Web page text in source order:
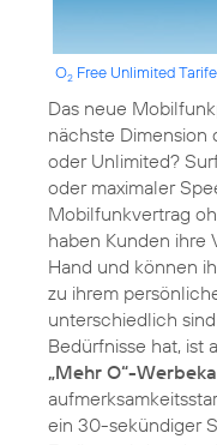
O2 Free Unlimited Tarife
Das neue
nächste Dimension
oder Unlimited?
oder maximaler
Mobilfunkvertrag
haben Kunden ihre
Hand und können
zu ihrem
unterschiedlich
Bedürfnisse hat, ist
„Mehr O“-
ein 30-sekündiger